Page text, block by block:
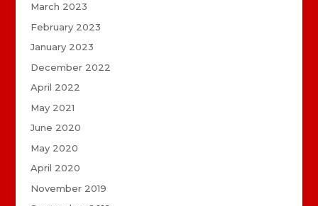
March 2023
February 2023
January 2023
December 2022
April 2022
May 2021
June 2020
May 2020
April 2020
November 2019